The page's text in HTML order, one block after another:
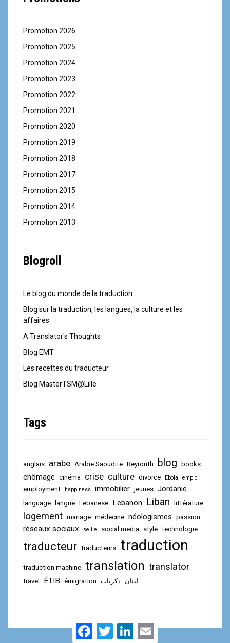
Promotion 2026
Promotion 2025
Promotion 2024
Promotion 2023
Promotion 2022
Promotion 2021
Promotion 2020
Promotion 2019
Promotion 2018
Promotion 2017
Promotion 2015
Promotion 2014
Promotion 2013
Blogroll
Le blog du monde de la traduction
Blog sur la traduction, les langues, la culture et les
affaires
A Translator's Thoughts
Blog EMT
Les recettes du traducteur
Blog MasterTSM@Lille
Tags
anglais arabe Arabie Saoudite Beyrouth blog books
chômage cinéma crise culture divorce Ebola emploi
employment happiness immobilier jeunes Jordanie
language langue Lebanese Lebanon Liban littérature
logement mariage médecine néologismes passion
réseaux sociaux selfie social media style technologie
traducteur traducteurs traduction
traduction machine translation translator
travel ÉTIB émigration ذكريات لبنان
T